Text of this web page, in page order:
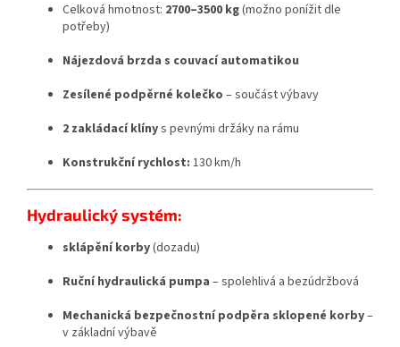
Celková hmotnost: 2700–3500 kg(možno ponížit dle
potřeby)
Nájezdová brzda s couvací automatikou
Zesílené podpěrné kolečko – součást výbavy
2 zakládací klínys pevnými držáky na rámu
Konstrukční rychlost: 130 km/h
Hydraulický systém:
sklápění korby(dozadu)
Ruční hydraulická pumpa – spolehlivá a bezúdržbová
Mechanická bezpečnostní podpěra sklopené korby–
v základní výbavě